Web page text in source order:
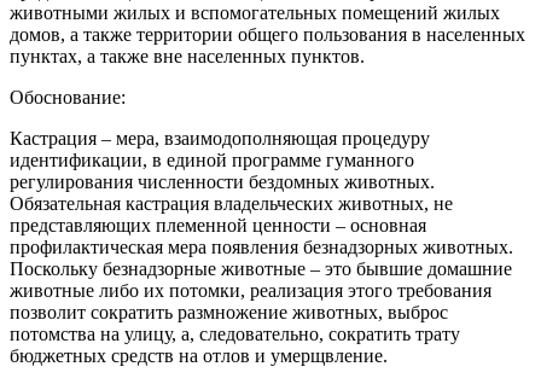
животными жилых и вспомогательных помещений жилых
домов, а также территории общего пользования в населенных
пунктах, а также вне населенных пунктов.
Обоснование:
Кастрация – мера, взаимодополняющая процедуру
идентификации, в единой программе гуманного
регулирования численности бездомных животных.
Обязательная кастрация владельческих животных, не
представляющих племенной ценности – основная
профилактическая мера появления безнадзорных животных.
Поскольку безнадзорные животные – это бывшие домашние
животные либо их потомки, реализация этого требования
позволит сократить размножение животных, выброс
потомства на улицу, а, следовательно, сократить трату
бюджетных средств на отлов и умерщвление.